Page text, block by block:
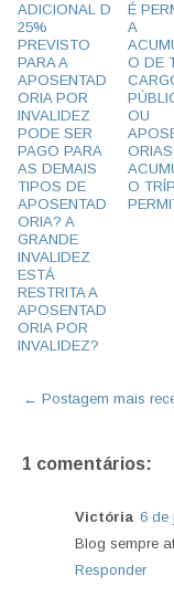
ADICIONAL D
25%
PREVISTO
PARA A
APOSENTAD
ORIA POR
INVALIDEZ
PODE SER
PAGO PARA
AS DEMAIS
TIPOS DE
APOSENTAD
ORIA? A
GRANDE
INVALIDEZ
ESTÁ
RESTRITA A
APOSENTAD
ORIA POR
INVALIDEZ?
É
A
O DE
OU
O
← Postagem mais
1 comentários:
Victória 6 de
Blog sempre
Responder